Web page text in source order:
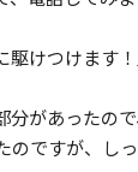
けつけます
があったの
ですが、し